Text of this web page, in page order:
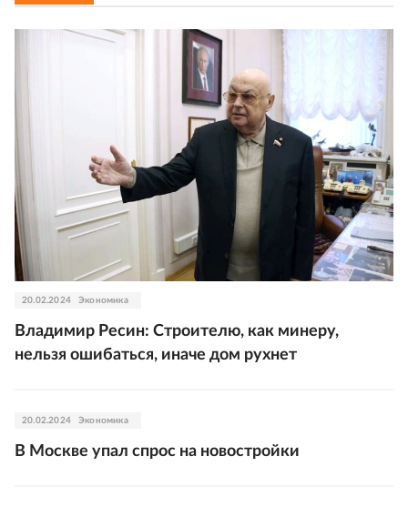
20.02.2024 Экономика
Владимир Ресин: Строителю, как минеру,
нельзя ошибаться, иначе дом рухнет
20.02.2024 Экономика
В Москве упал спрос на новостройки